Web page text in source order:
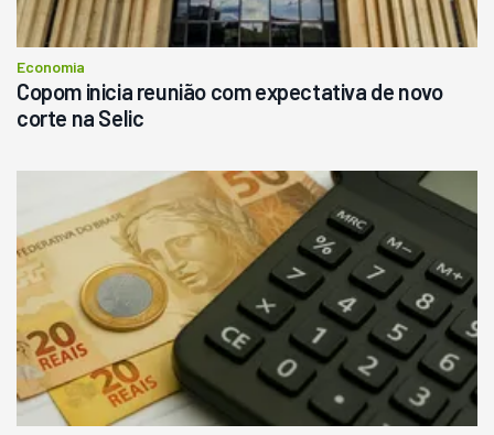
Consultar
Economia
Copom inicia reunião com expectativa de novo
corte na Selic